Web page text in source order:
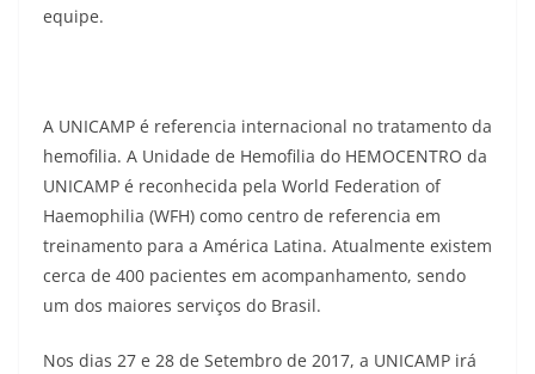
equipe.
A UNICAMP é referencia internacional no tratamento da
hemofilia. A Unidade de Hemofilia do HEMOCENTRO da
UNICAMP é reconhecida pela World Federation of
Haemophilia (WFH) como centro de referencia em
treinamento para a América Latina. Atualmente existem
cerca de 400 pacientes em acompanhamento, sendo
um dos maiores serviços do Brasil.
Nos dias 27 e 28 de Setembro de 2017, a UNICAMP irá